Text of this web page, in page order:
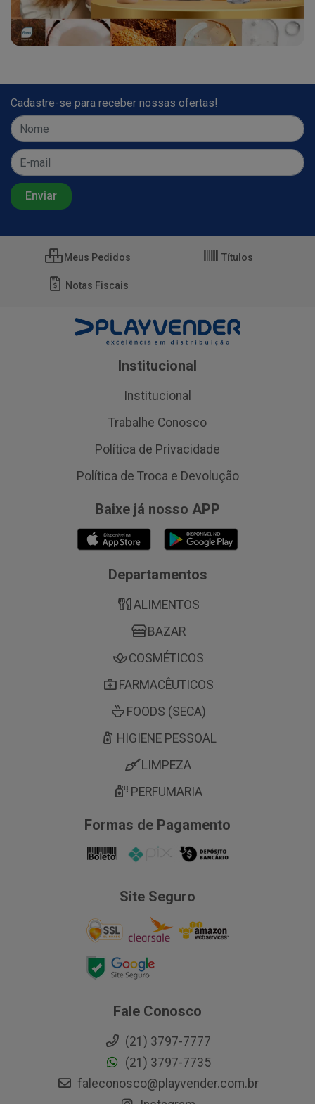
Cadastre-se para receber nossas ofertas!
Meus Pedidos Títulos
Notas Fiscais
Institucional
Institucional
Trabalhe Conosco
Política de Privacidade
Política de Troca e Devolução
Baixe já nosso APP
Departamentos
ALIMENTOS
BAZAR
COSMÉTICOS
FARMACÊUTICOS
FOODS (SECA)
HIGIENE PESSOAL
LIMPEZA
PERFUMARIA
Formas de Pagamento
Site Seguro
Fale Conosco
(21) 3797-7777
(21) 3797-7735
faleconosco@playvender.com.br